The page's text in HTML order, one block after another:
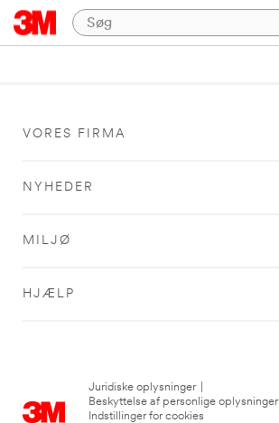
VORES FIRMA
NYHEDER
MILJØ
HJÆLP
Juridiske oplysninger
Beskyttelse af personlige oplysninger
Indstillinger for cookies